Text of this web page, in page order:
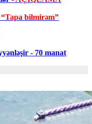
“Tapa bilmirəm”
- 70 manat